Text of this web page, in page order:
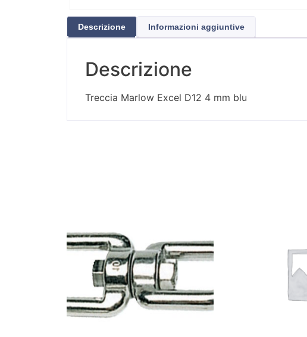
Descrizione Informazioni aggiuntive
Descrizione
Treccia Marlow Excel D12 4 mm blu